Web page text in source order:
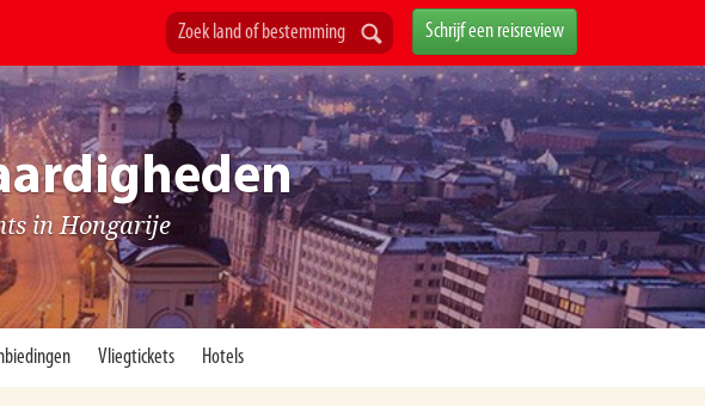
Schrijf een reisreview
in Hongarije
Vliegtickets Hotels